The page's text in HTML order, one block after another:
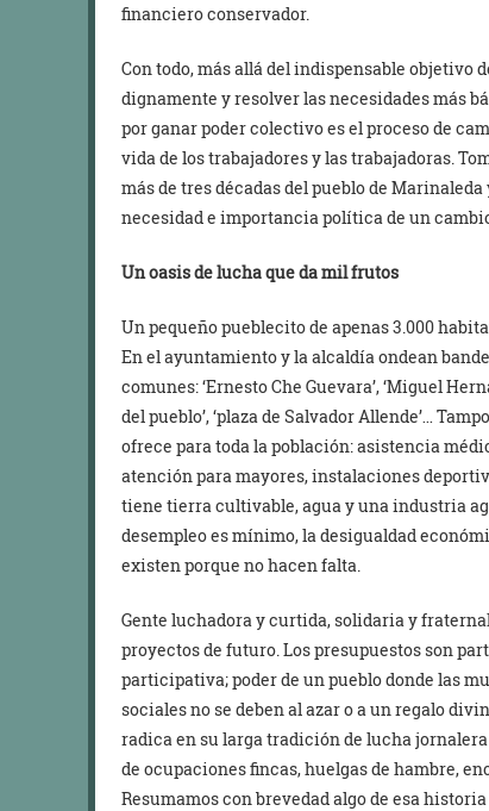
financiero conservador.
Con todo, más allá del indispensable
dignamente y resolver las necesidades más
por ganar poder colectivo es el proceso de
vida de los trabajadores y las trabajadoras.
más de tres décadas del pueblo de
necesidad e importancia política de un
Un oasis de lucha que da mil frutos
Un pequeño pueblecito de apenas 3.000
En el ayuntamiento y la alcaldía ondean
comunes: ‘Ernesto Che Guevara’, ‘Miguel
del pueblo’, ‘plaza de Salvador Allende’…
ofrece para toda la población: asistencia
atención para mayores, instalaciones
tiene tierra cultivable, agua y una industria
desempleo es mínimo, la desigualdad
existen porque no hacen falta.
Gente luchadora y curtida, solidaria y
proyectos de futuro. Los presupuestos son
participativa; poder de un pueblo donde las
sociales no se deben al azar o a un regalo
radica en su larga tradición de lucha
de ocupaciones fincas, huelgas de hambre,
Resumamos con brevedad algo de esa